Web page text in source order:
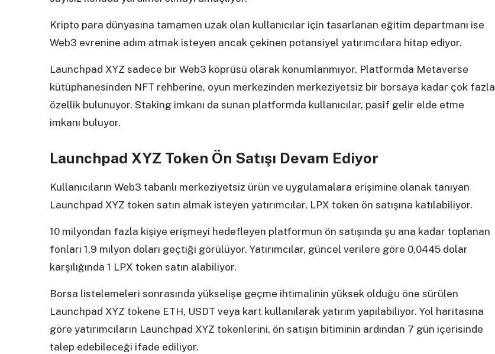
Kripto para dünyasına tamamen uzak olan kullanıcılar için tasarlanan eğitim departmanı ise
Web3 evrenine adım atmak isteyen ancak çekinen potansiyel yatırımcılara hitap ediyor.
Launchpad XYZ sadece bir Web3 köprüsü olarak konumlanmıyor. Platformda Metaverse
kütüphanesinden NFT rehberine, oyun merkezinden merkeziyetsiz bir borsaya kadar çok fazla
özellik bulunuyor. Staking imkanı da sunan platformda kullanıcılar, pasif gelir elde etme
imkanı buluyor.
Launchpad XYZ Token Ön Satışı Devam Ediyor
Kullanıcıların Web3 tabanlı merkeziyetsiz ürün ve uygulamalara erişimine olanak tanıyan
Launchpad XYZ token satın almak isteyen yatırımcılar, LPX token ön satışına katılabiliyor.
10 milyondan fazla kişiye erişmeyi hedefleyen platformun ön satışında şu ana kadar toplanan
fonları 1,9 milyon doları geçtiği görülüyor. Yatırımcılar, güncel verilere göre 0,0445 dolar
karşılığında 1 LPX token satın alabiliyor.
Borsa listelemeleri sonrasında yükselişe geçme ihtimalinin yüksek olduğu öne sürülen
Launchpad XYZ tokene ETH, USDT veya kart kullanılarak yatırım yapılabiliyor. Yol haritasına
göre yatırımcıların Launchpad XYZ tokenlerini, ön satışın bitiminin ardından 7 gün içerisinde
talep edebileceği ifade ediliyor.